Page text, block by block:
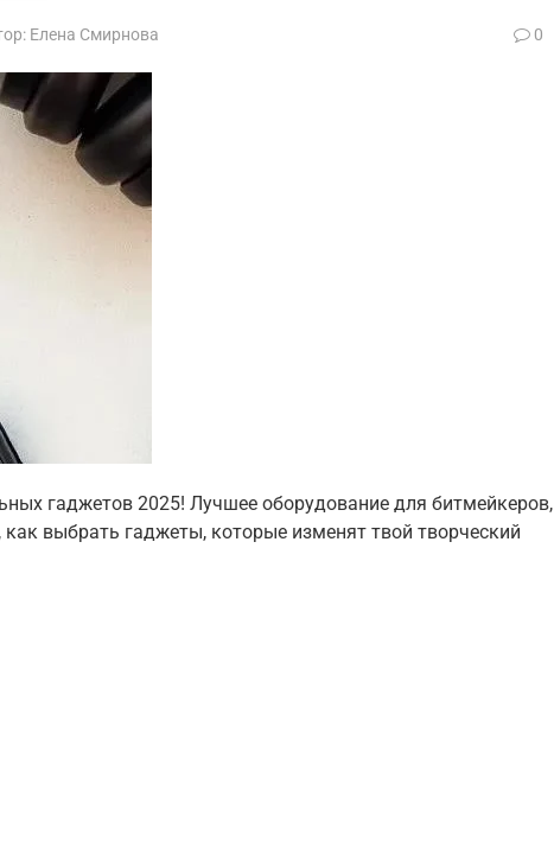
Елена Смирнова 0
гаджетов 2025! Лучшее оборудование для битмейкеров,
выбрать гаджеты, которые изменят твой творческий